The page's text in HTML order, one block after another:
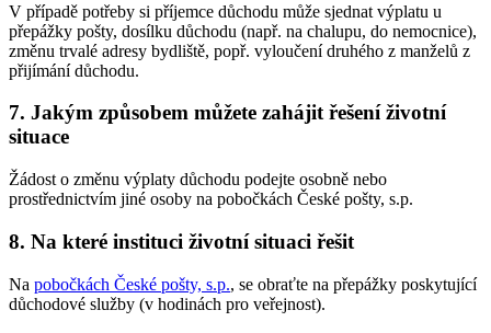
V případě potřeby si příjemce důchodu může sjednat výplatu u
přepážky pošty, dosílku důchodu (např. na chalupu, do nemocnice),
změnu trvalé adresy bydliště, popř. vyloučení druhého z manželů z
přijímání důchodu.
7. Jakým způsobem můžete zahájit řešení životní
situace
Žádost o změnu výplaty důchodu podejte osobně nebo
prostřednictvím jiné osoby na pobočkách České pošty, s.p.
8. Na které instituci životní situaci řešit
Na pobočkách České pošty, s.p., se obraťte na přepážky poskytující
důchodové služby (v hodinách pro veřejnost).